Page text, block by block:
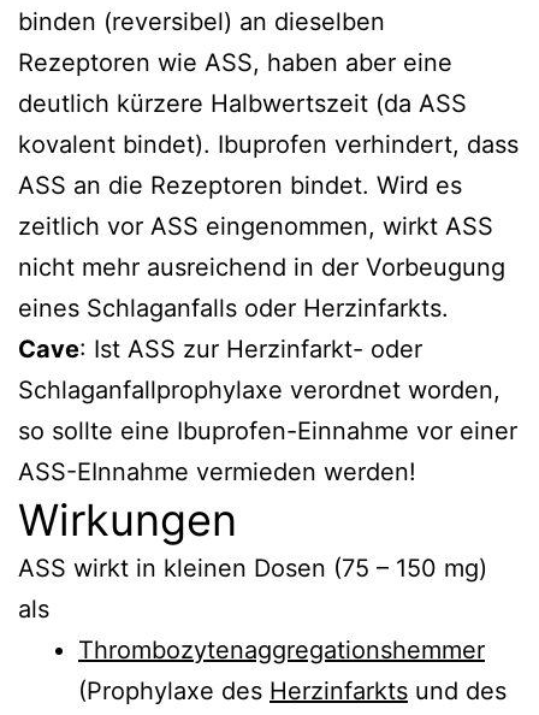
binden (reversibel) an dieselben
Rezeptoren wie ASS, haben aber eine
deutlich kürzere Halbwertszeit (da ASS
kovalent bindet). Ibuprofen verhindert, dass
ASS an die Rezeptoren bindet. Wird es
zeitlich vor ASS eingenommen, wirkt ASS
nicht mehr ausreichend in der Vorbeugung
eines Schlaganfalls oder Herzinfarkts.
Cave: Ist ASS zur Herzinfarkt- oder
Schlaganfallprophylaxe verordnet worden,
so sollte eine Ibuprofen-Einnahme vor einer
ASS-EInnahme vermieden werden!
Wirkungen
ASS wirkt in kleinen Dosen (75 – 150 mg)
als
Thrombozytenaggregationshemmer
(Prophylaxe des Herzinfarkts und des